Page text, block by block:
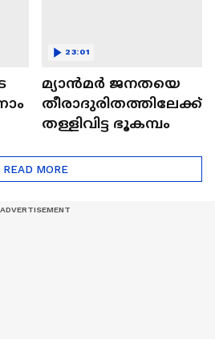
മ്യാൻമർ ജനതയെ
തീരാദുരിതത്തിലേക്ക്
തള്ളിവിട്ട ഭൂകമ്പം
23:01
READ MORE